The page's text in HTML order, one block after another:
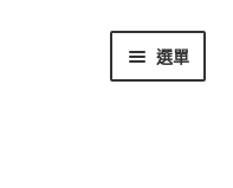
選單